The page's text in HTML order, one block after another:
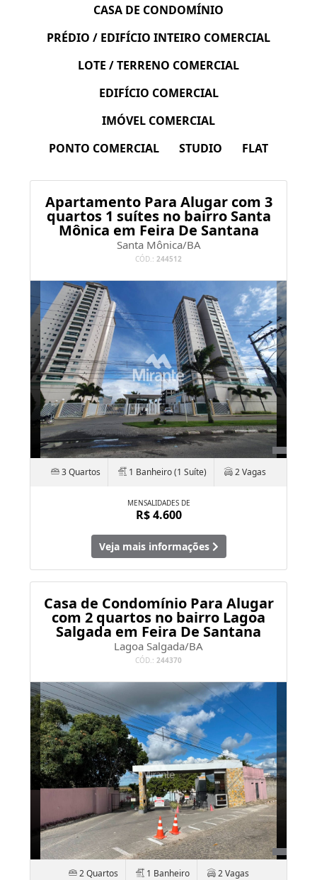
CASA DE CONDOMÍNIO
PRÉDIO / EDIFÍCIO INTEIRO COMERCIAL
LOTE / TERRENO COMERCIAL
EDIFÍCIO COMERCIAL
IMÓVEL COMERCIAL
PONTO COMERCIAL
STUDIO FLAT
Apartamento Para Alugar com 3
quartos 1 suítes no bairro Santa
Mônica em Feira De Santana
Santa Mônica/BA
CÓD.: 244512
3 Quartos 1 Banheiro (1 Suíte) 2 Vagas
MENSALIDADES DE
R$ 4.600
Veja mais informações
Casa de Condomínio Para Alugar
com 2 quartos no bairro Lagoa
Salgada em Feira De Santana
Lagoa Salgada/BA
CÓD.: 244370
2 Quartos 1 Banheiro 2 Vagas